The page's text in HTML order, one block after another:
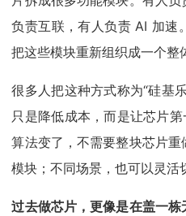
负责互联，有人负责 AI 加速
把这些模块重新组织成一个整
很多人把这种方式称为“硅基
只是降低成本，而是让芯片第
算法变了，不需要整块芯片
模块；不同场景，也可以灵活
过去做芯片，更像是在盖一